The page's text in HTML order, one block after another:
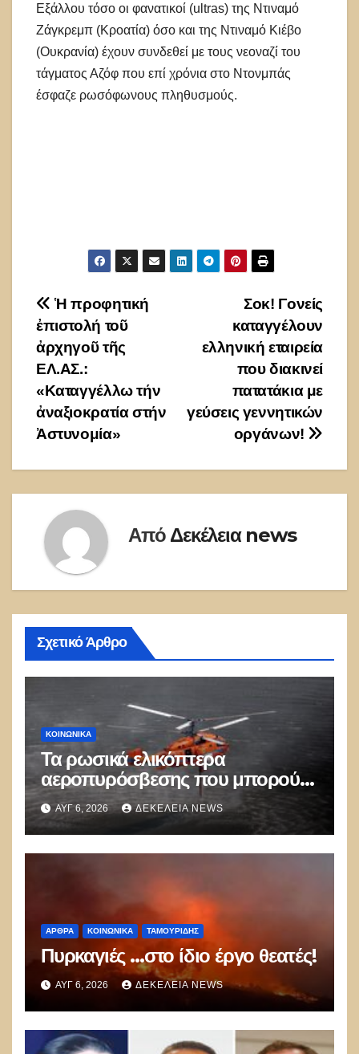
Εξάλλου τόσο οι φανατικοί (ultras) της Ντιναμό
Ζάγκρεμπ (Κροατία) όσο και της Ντιναμό Κιέβο
(Ουκρανία) έχουν συνδεθεί με τους νεοναζί του
τάγματος Αζόφ που επί χρόνια στο Ντονμπάς
έσφαζε ρωσόφωνους πληθυσμούς.
Πλοήγηση
άρθρων
Σοκ! Γονείς
καταγγέλουν
ελληνική εταιρεία
που διακινεί
πατατάκια με
γεύσεις γεννητικών
οργάνων!
Ἡ προφητική
ἐπιστολή τοῦ
ἀρχηγοῦ τῆς
ΕΛ.ΑΣ.:
«Καταγγέλλω τήν
ἀναξιοκρατία στήν
Ἀστυνομία»
Από Δεκέλεια news
Σχετικό Άρθρο
ΚΟΙΝΩΝΙΚΑ
Τα ρωσικά ελικόπτερα
αεροπυρόσβεσης που μπορούν
να ρίχνουν 5 τόνους νερού με 8
μποφόρ
ΑΥΓ 6, 2026 ΔΕΚΈΛΕΙΑ NEWS
ΑΡΘΡΑ ΚΟΙΝΩΝΙΚΑ ΤΑΜΟΥΡΊΔΗΣ
Πυρκαγιές …στο ίδιο έργο θεατές!
ΑΥΓ 6, 2026 ΔΕΚΈΛΕΙΑ NEWS